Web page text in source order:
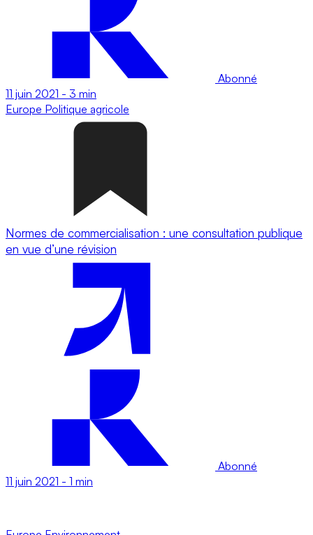
Abonné
11 juin 2021 - 3 min
Europe Politique agricole
Normes de commercialisation : une consultation publique
en vue d’une révision
Abonné
11 juin 2021 - 1 min